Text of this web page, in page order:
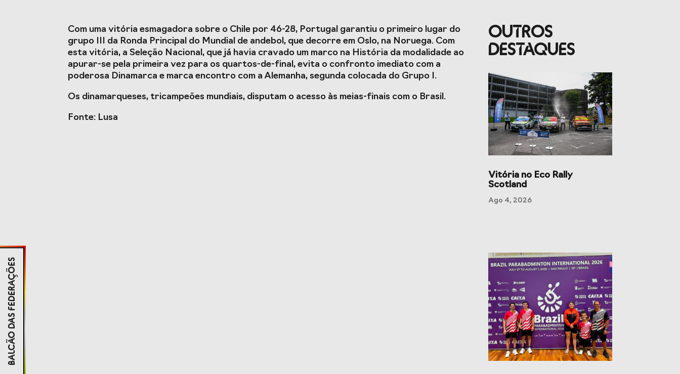
BALCÃO DAS FEDERAÇÕES
O Valor do Desporto
Português, o seu financiamento
(1996-2024) e o seu futuro
Estudo caracterizador do setor
do Desporto em Portugal e
impacto da COVID-19
Projetos Europeus
Eventos
Cimeira de Presidentes de
Jogos CPLP
Com uma vitória esmagadora sobre o Chile por 46-28, Portugal garantiu o primeiro lugar do
grupo III da Ronda Principal do Mundial de andebol, que decorre em Oslo, na Noruega. Com
esta vitória, a Seleção Nacional, que já havia cravado um marco na História da modalidade ao
apurar-se pela primeira vez para os quartos-de-final, evita o confronto imediato com a
poderosa Dinamarca e marca encontro com a Alemanha, segunda colocada do Grupo I.
Os dinamarqueses, tricampeões mundiais, disputam o acesso às meias-finais com o Brasil.
Fonte: Lusa
OUTROS
DESTAQUES
Vitória no Eco Rally
Scotland
Ago 4, 2026